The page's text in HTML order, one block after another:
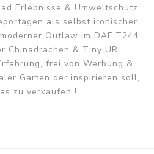
Erlebnisse & Umweltschutz
als selbst ironischer
Outlaw im DAF T244
Chinadrachen & Tiny URL
frei von Werbung &
Garten der inspirieren soll,
zu verkaufen !